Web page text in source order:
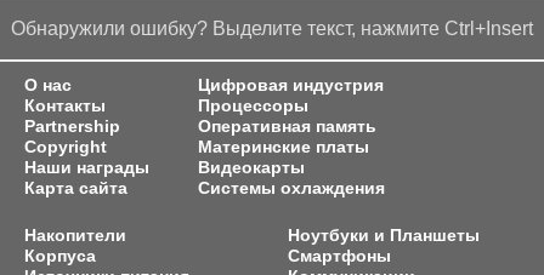
Обнаружили ошибку? Выделите текст, нажмите Ctrl+Insert
О нас
Контакты
Partnership
Copyright
Наши награды
Карта сайта
Цифровая индустрия
Процессоры
Оперативная память
Материнские платы
Видеокарты
Системы охлаждения
Накопители
Корпуса
Ноутбуки и Планшеты
Смартфоны